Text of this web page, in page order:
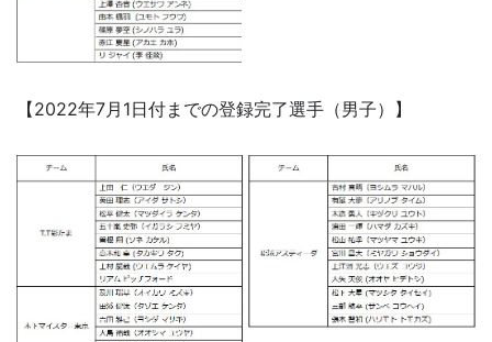
【2022年7月1日付までの登録完了選手（男子）】